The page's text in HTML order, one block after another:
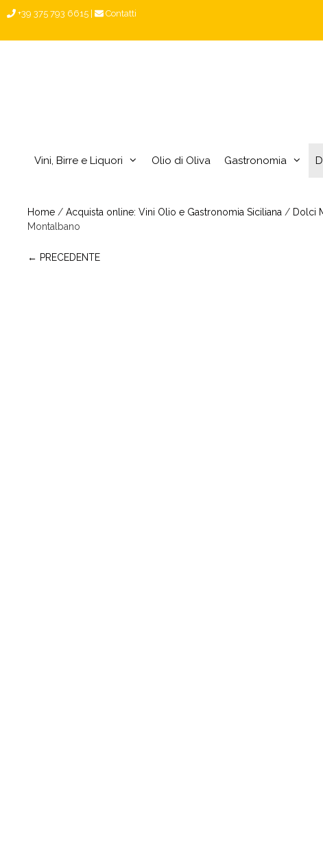
+39 375 793 6615 Contatti
Vini, Birre e Liquori Olio di Oliva Gastronomia
Home / Acquista online: Vini Olio e Gastronomia Siciliana / Dolci
Montalbano
← PRECEDENTE